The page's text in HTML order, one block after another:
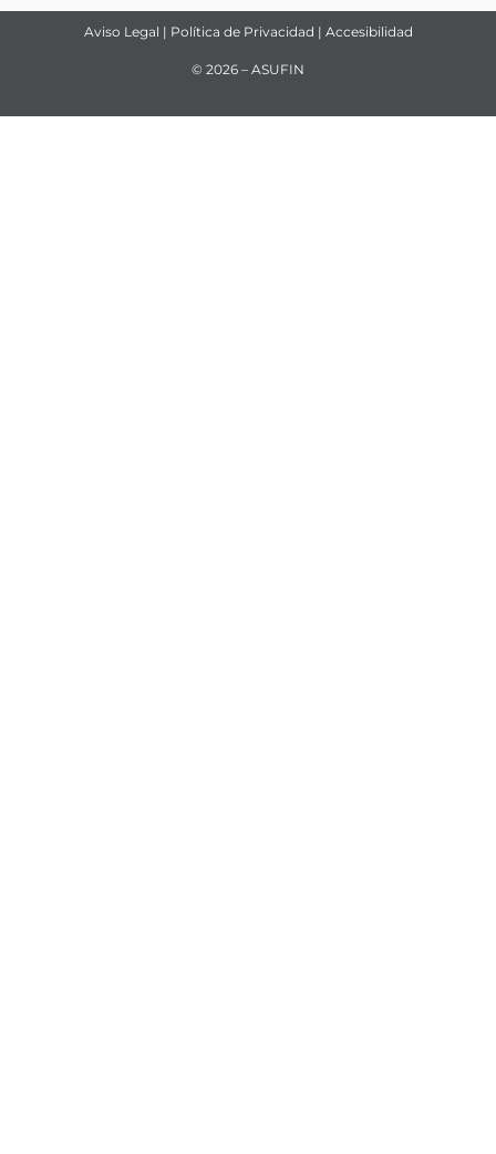
Aviso Legal | Política de Privacidad | Accesibilidad
© 2026 – ASUFIN